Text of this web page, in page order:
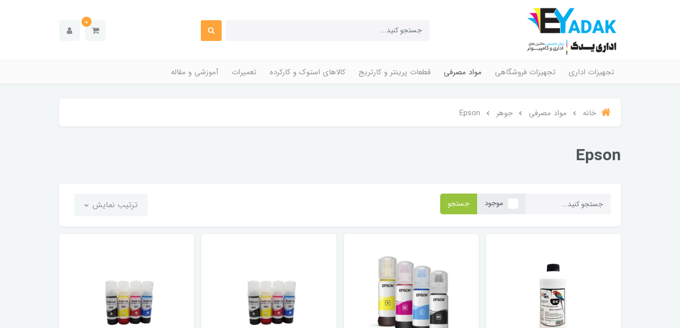
0
تجهیزات اداری تجهیزات فروشگاهی مواد مصرفی قطعات پرینتر و کارتریج کالاهای استوک و کارکرده تعمیرات آموزشی و مقاله
خانه مواد مصرفی جوهر Epson
Epson
موجود جستجو ترتیب نمایش